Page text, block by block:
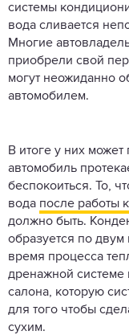
системы
вода сливается
Многие
приобрели свой
могут неожиданно
автомобилем.
В итоге у них
автомобиль
беспокоиться. То,
вода после работы
должно быть.
образуется по
время процесса
дренажной системе
салона, которую
для того чтобы
сухим.